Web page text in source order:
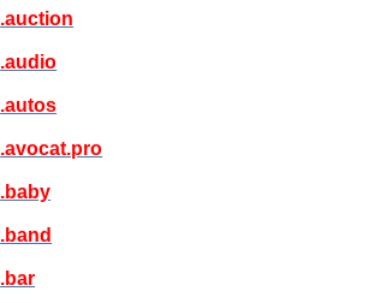
.auction
.audio
.autos
.avocat.pro
.baby
.band
.bar